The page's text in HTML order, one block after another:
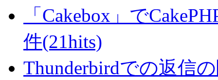
「Cakebox」で
件(21hits)
Thunderbirdでの返信